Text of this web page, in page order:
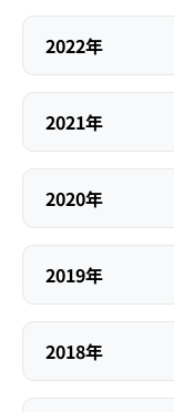
2022年
2021年
2020年
2019年
2018年